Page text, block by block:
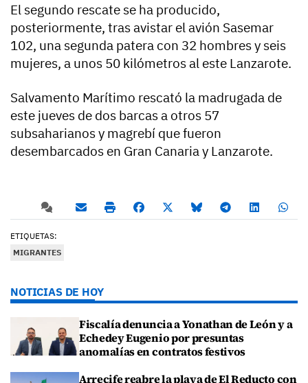
El segundo rescate se ha producido,
posteriormente, tras avistar el avión Sasemar
102, una segunda patera con 32 hombres y seis
mujeres, a unos 50 kilómetros al este Lanzarote.
Salvamento Marítimo rescató la madrugada de
este jueves de dos barcas a otros 57
subsaharianos y magrebí que fueron
desembarcados en Gran Canaria y Lanzarote.
ETIQUETAS:
MIGRANTES
NOTICIAS DE HOY
Fiscalía denuncia a Yonathan de León y a
Echedey Eugenio por presuntas
anomalías en contratos festivos
Arrecife reabre la playa de El Reducto con